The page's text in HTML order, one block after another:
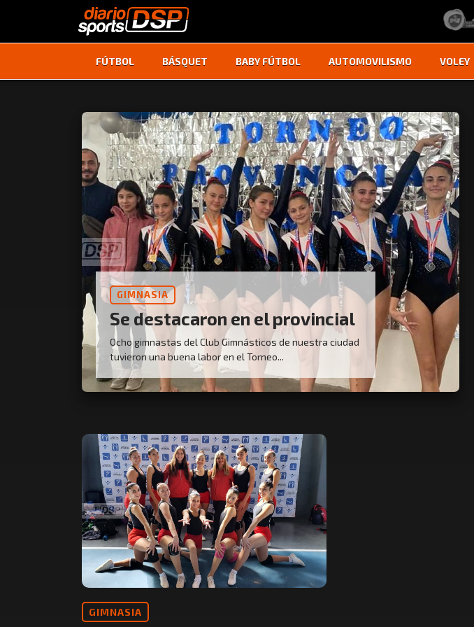
FÚTBOL BÁSQUET BABY FÚTBOL AUTOMOVILISMO VOLEY
GIMNASIA
Se destacaron en el provincial
Ocho gimnastas del Club Gimnásticos de nuestra ciudad
tuvieron una buena labor en el Torneo...
GIMNASIA